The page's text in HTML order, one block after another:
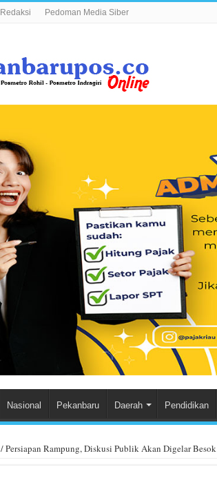
Redaksi Pedoman Media Siber
Nasional Pekanbaru Daerah Pendidikan
/Persiapan Rampung, Diskusi Publik Akan Digelar Besok